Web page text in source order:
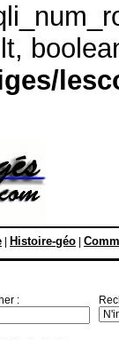
Histoire-géo
: